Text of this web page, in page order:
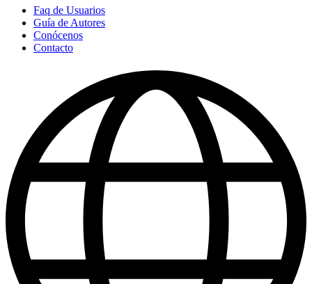
Faq de Usuarios
Guía de Autores
Conócenos
Contacto